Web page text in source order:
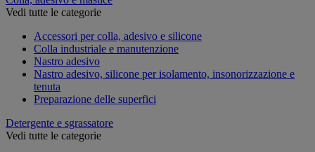
Vedi tutte le categorie
Accessori per colla, adesivo e silicone
Colla industriale e manutenzione
Nastro adesivo
Nastro adesivo, silicone per isolamento, insonorizzazione e
tenuta
Preparazione delle superfici
Detergente e sgrassatore
Vedi tutte le categorie